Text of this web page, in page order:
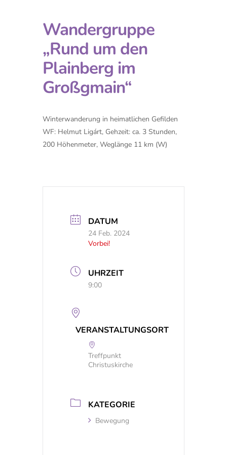
Wandergruppe
„Rund um den
Plainberg im
Großgmain“
Winterwanderung in heimatlichen Gefilden
WF: Helmut Ligárt, Gehzeit: ca. 3 Stunden,
200 Höhenmeter, Weglänge 11 km (W)
DATUM
24 Feb. 2024
Vorbei!
UHRZEIT
9:00
VERANSTALTUNGSORT
Treffpunkt
Christuskirche
KATEGORIE
Bewegung